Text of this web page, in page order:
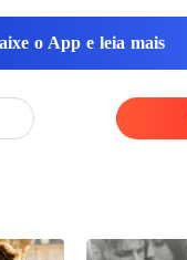
o App e leia mais